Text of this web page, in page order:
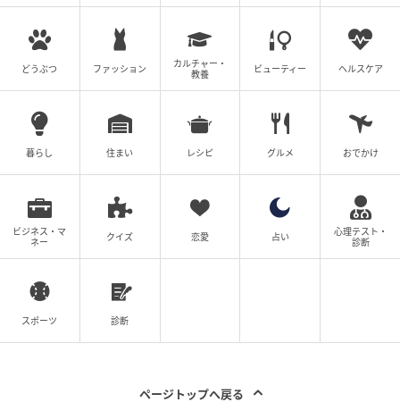
どうぶつ ファッション
カルチャー・
教養
ビューティー ヘルスケア
暮らし 住まい レシピ グルメ おでかけ
ビジネス・マ
ネー
クイズ 恋愛 占い
心理テスト・
診断
スポーツ 診断
ページトップへ戻る